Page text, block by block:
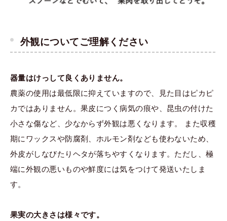
外観についてご理解ください
器量はけっして良くありません。
農薬の使用は最低限に抑えていますので、見た目はピカピ
カではありません。果皮につく病気の痕や、昆虫の付けた
小さな傷など、少なからず外観は悪くなります。 また収穫
期にワックスや防腐剤、ホルモン剤なども使わないため、
外皮がしなびたりヘタが落ちやすくなります。ただし、極
端に外観の悪いものや鮮度には気をつけて発送いたしま
す。
果実の大きさは様々です。